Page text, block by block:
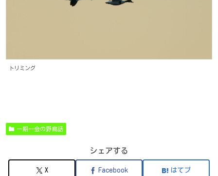
トリミング
一期一会の野鳥話
シェアする
X Facebook はてブ